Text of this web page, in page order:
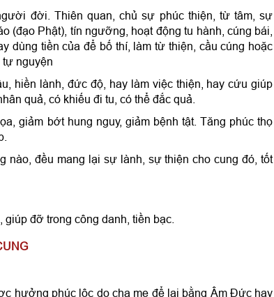
đời. Thiên quan, chủ sự phúc thiện, từ tâm, sự
(đạo Phật), tín ngưỡng, hoạt động tu hành, cúng bái,
dùng tiền của để bố thí, làm từ thiện, cầu cúng hoặc
nguyện
hiền lành, đức độ, hay làm việc thiện, hay cứu giúp
quả, có khiếu đi tu, có thể đắc quả.
giảm bớt hung nguy, giảm bệnh tật. Tăng phúc thọ
nào, đều mang lại sự lành, sự thiện cho cung đó, tốt
đỡ trong công danh, tiền bạc.
hưởng phúc lộc do cha mẹ để lại bằng Âm Đức hay